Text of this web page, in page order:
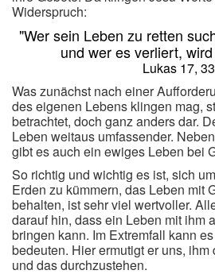
Widerspruch:
"Wer sein Leben zu retten
und wer es verliert,
Lukas 17, 33
Was zunächst nach einer
des eigenen Lebens klingen mag,
betrachtet, doch ganz anders dar.
Leben weitaus umfassender.
gibt es auch ein ewiges Leben bei
So richtig und wichtig es ist, sich
Erden zu kümmern, das Leben mit
behalten, ist sehr viel wertvoller.
darauf hin, dass ein Leben mit ihm
bringen kann. Im Extremfall kann
bedeuten. Hier ermutigt er uns,
und das durchzustehen.